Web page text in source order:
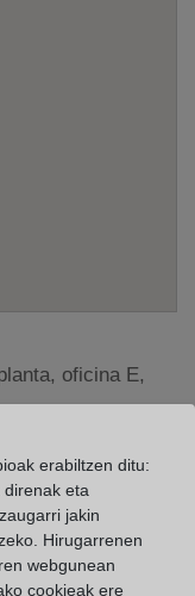
oficina E,
horas
a 14:00 horas
a 14:00
erabiltzen ditu:
direnak eta
jakin
Hirugarrenen
webgunean
cookieak ere